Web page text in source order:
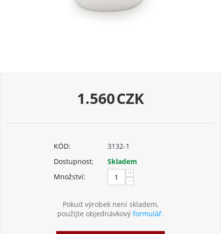
1.560CZK
KÓD:
3132-1
Dostupnost:
Skladem
Množství:
+
−
Pokud výrobek není skladem,
použijte objednávkový formulář.